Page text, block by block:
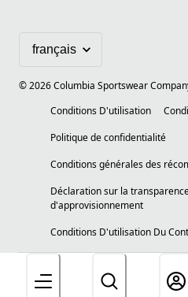
©2026Columbia Sportswear
Conditions D'utilisation
Politique de confidentialité
Conditions générales des
Déclaration sur la
d'approvisionnement
Conditions D'utilisation Du